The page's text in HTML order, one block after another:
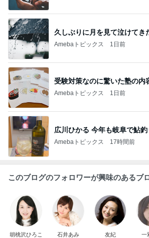
久しぶりに月を見て泣けてき
Amebaトピックス 1日前
受験対策なのに驚いた塾の内
Amebaトピックス 1日前
広川ひかる 今年も岐阜で鮎釣
Amebaトピックス 17時間前
このブログのフォロワーが興味のあるブ
胡桃沢ひろこ 石井あみ 友紀 一